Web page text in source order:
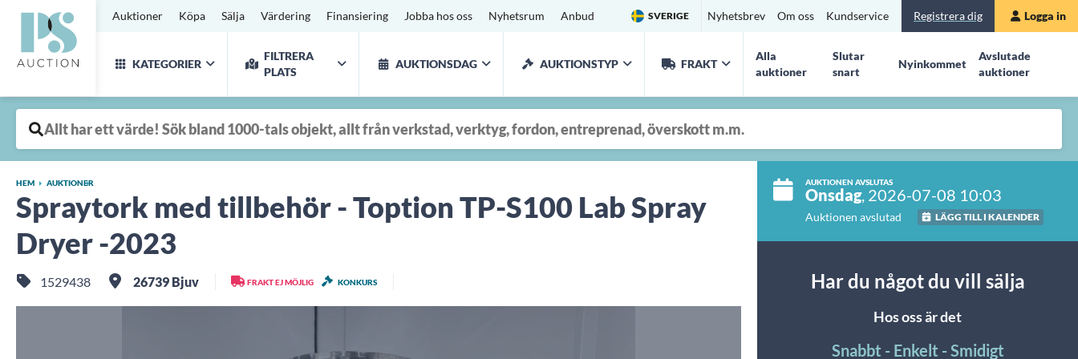
Auktioner Köpa Sälja Värdering Finansiering Jobba hos oss Nyhetsrum Anbud SVERIGE Nyhetsbrev Om oss Kundservice Registrera dig Logga in
KATEGORIER
FILTRERA
PLATS
AUKTIONSDAG AUKTIONSTYP FRAKT
Alla
auktioner
Slutar
snart
Nyinkommet
Avslutade
auktioner
AUKTIONEN AVSLUTAS
Onsdag, 2026-07-08 10:03
Auktionen avslutad LÄGG TILL I KALENDER
Har du något du vill sälja
Hos oss är det
Snabbt - Enkelt - Smidigt
HEM AUKTIONER
Spraytork med tillbehör - Toption TP-S100 Lab Spray
Dryer -2023
1529438 26739 Bjuv FRAKT EJ MÖJLIG KONKURS